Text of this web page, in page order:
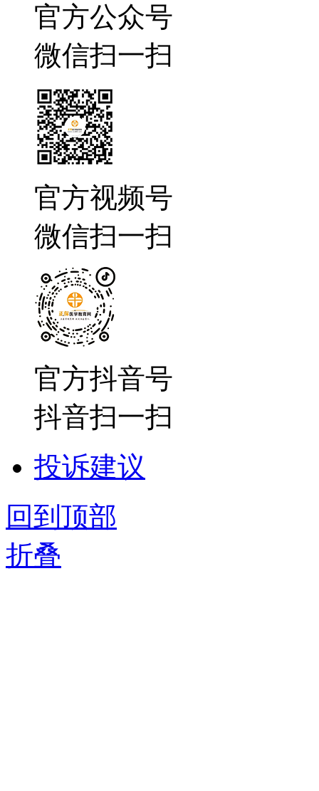
官方公众号
微信扫一扫
官方视频号
微信扫一扫
官方抖音号
抖音扫一扫
投诉建议
回到顶部
折叠